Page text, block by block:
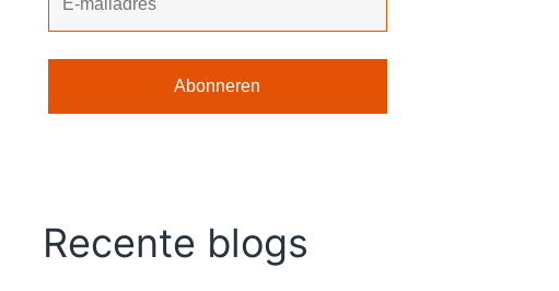
Recente blogs